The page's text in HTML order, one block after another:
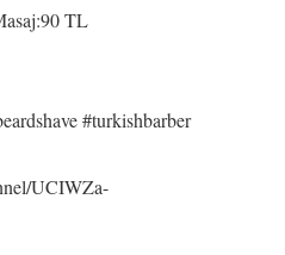
TL
#turkishbarber
UCIWZa-